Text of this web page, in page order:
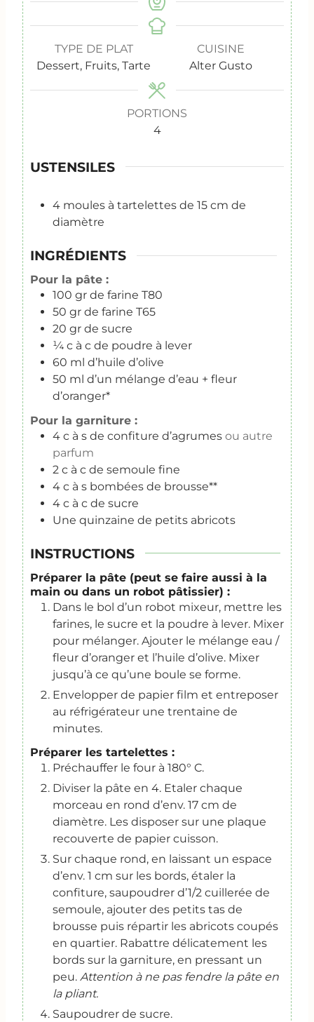
TYPE DE PLAT
Dessert, Fruits, Tarte
CUISINE
Alter Gusto
PORTIONS
4
USTENSILES
4 moules à tartelettes de 15 cm de
diamètre
INGRÉDIENTS
Pour la pâte :
100 gr de farine T80
50 gr de farine T65
20 gr de sucre
¼ c à c de poudre à lever
60 ml d’huile d’olive
50 ml d’un mélange d’eau + fleur
d’oranger*
Pour la garniture :
4 c à s de confiture d’agrumes ou autre
parfum
2 c à c de semoule fine
4 c à s bombées de brousse**
4 c à c de sucre
Une quinzaine de petits abricots
INSTRUCTIONS
Préparer la pâte (peut se faire aussi à la
main ou dans un robot pâtissier) :
Dans le bol d’un robot mixeur, mettre les
farines, le sucre et la poudre à lever. Mixer
pour mélanger. Ajouter le mélange eau /
fleur d’oranger et l’huile d’olive. Mixer
jusqu’à ce qu’une boule se forme.
Envelopper de papier film et entreposer
au réfrigérateur une trentaine de
minutes.
Préparer les tartelettes :
Préchauffer le four à 180° C.
Diviser la pâte en 4. Etaler chaque
morceau en rond d’env. 17 cm de
diamètre. Les disposer sur une plaque
recouverte de papier cuisson.
Sur chaque rond, en laissant un espace
d’env. 1 cm sur les bords, étaler la
confiture, saupoudrer d’1/2 cuillerée de
semoule, ajouter des petits tas de
brousse puis répartir les abricots coupés
en quartier. Rabattre délicatement les
bords sur la garniture, en pressant un
peu. Attention à ne pas fendre la pâte en
la pliant.
Saupoudrer de sucre.